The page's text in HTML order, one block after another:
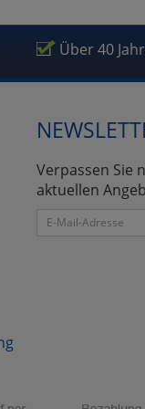
Über 40
Verpassen Sie
aktuellen